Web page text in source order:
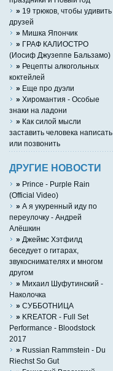
» 19 трюков, чтобы удивить
друзей
» Мишка Япончик
» ГРАФ КАЛИОСТРО
(Иосиф Джузеппе Бальзамо)
» Рецепты алкогольных
коктейлей
» Eще про дуэли
» Хиромантия - Особые
знаки на ладони
» Как силой мысли
заставить человека написать
или позвонить
ДРУГИЕ НОВОСТИ
» Prince - Purple Rain
(Official Video)
» А я укуренный иду по
переулочку - Андрей
Алёшкин
» Джеймс Хэтфилд
беседует о гитарах,
звукоснимателях и многом
другом
» Михаил Шуфутинский -
Наколочка
» СУББОТНИЦА
» KREATOR - Full Set
Performance - Bloodstock
2017
» Russian Rammstein - Du
Riechst So Gut